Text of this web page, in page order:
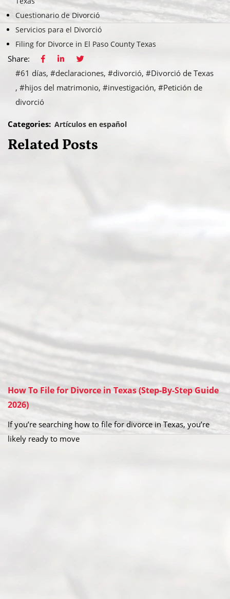
Cuestionario de Divorció
Servicios para el Divorció
Filing for Divorce in El Paso County Texas
Share:
#61 días #declaraciones #divorció #Divorció de Texas
#hijos del matrimonio #investigación #Petición de
divorció
Categories: Artículos en español
Related Posts
How To File for Divorce in Texas (Step-By-Step Guide
2026)
If you’re searching how to file for divorce in Texas, you’re
likely ready to move